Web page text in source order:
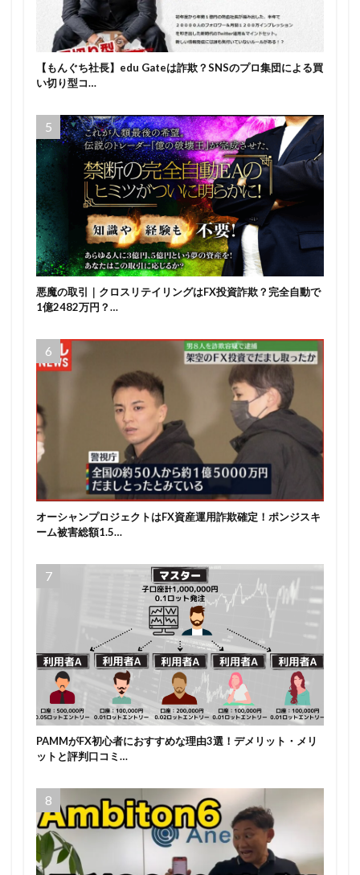
【もんぐち社長】edu Gateは詐欺？SNSのプロ集団による買
い切り型コ…
悪魔の取引｜クロスリテイリングはFX投資詐欺？完全自動で
1億2482万円？…
オーシャンプロジェクトはFX資産運用詐欺確定！ポンジスキ
ーム被害総額1.5…
PAMMがFX初心者におすすめな理由3選！デメリット・メリ
ットと評判口コミ…